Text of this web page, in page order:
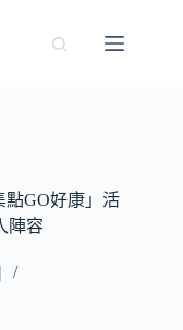
點GO好康」活
陣容